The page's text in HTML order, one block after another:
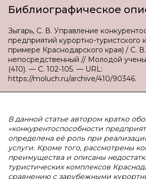
Библиографическое
Зыгарь, С. В. Управление
предприятий курортно-туристского
примере Краснодарского края) / С.
непосредственный // Молодой
(410). — С. 102-105. — URL:
https://moluch.ru/archive/410/90346.
Вданной статье автором кратко
«конкурентоспособности
определена её роль при
услуги. Кроме того, рассмотрены
преимущества и описаны
туристических комплексов
сравнению с зарубежными